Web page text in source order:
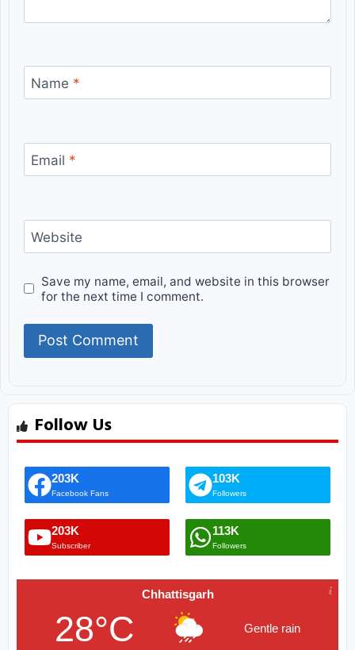
Name *
Email *
Website
Save my name, email, and website in this browser
for the next time I comment.
Follow Us
203K
Facebook Fans
103K
Followers
203K
Subscriber
113K
Followers
Chhattisgarh
28°C Gentle rain